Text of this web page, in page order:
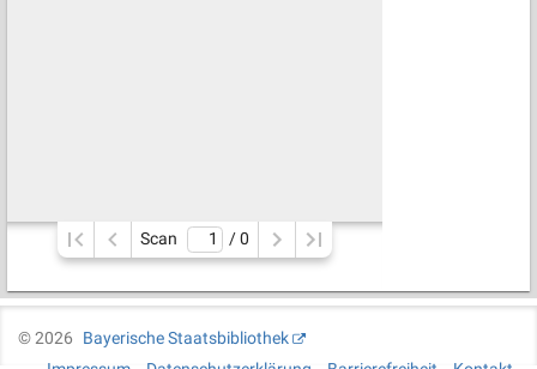
Scan / 0
©2026
Bayerische Staatsbibliothek